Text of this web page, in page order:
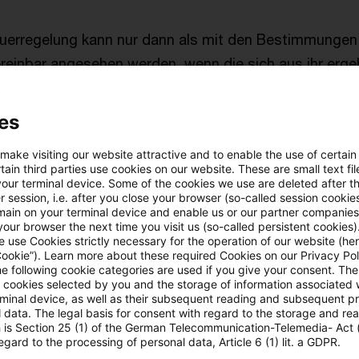
kann nur dann als mit den
angesehen werden, wenn die sich aus ihr
entweder Situationen betrifft, die
nicht objektiv
oder wenn sie durch einen
Behandlung, um die es im Ausgangsverfahren
vergleichbarsind. Bei der Berechnung der
gemeine Wert der zum Nachlass zählenden
hinsichtlich der Situationen objektiv keine
Ungleichbehandlung in Bezug auf die Höhe der
im Inland, in einem anderen Mitgliedstaat
EWR-Abkommens ist, oder in einem Drittstaat,
ist, belegen ist, rechtfertigen könnten. Im Übrigen,
visiting our website attractive and to enable the use of
third parties use cookies on our website. These are small text
terminal device. Some of the cookies we use are deleted after
session, i.e. after you close your browser (so-called session
on your terminal device and enable us or our partner
browser the next time you visit us (so-called persistent
use Cookies strictly necessary for the operation of our website
Learn more about these required Cookies on our Privacy
following cookie categories are used if you give your consent.
cookies selected by you and the storage of information associated
device, as well as their subsequent reading and subsequent
data. The legal basis for consent with regard to the storage and
is Section 25 (1) of the German Telecommunication-Telemedia- Act
to the processing of personal data, Article 6 (1) lit. a GDPR.